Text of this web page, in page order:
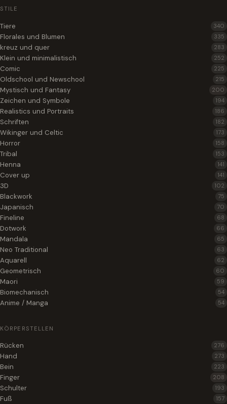
STILE
Tiere 340
Florales und Blumen 335
kreuz und quer 283
Klein und minimalistisch 252
Comic 225
Oldschool und Newschool 215
Mystisch und Fantasy 200
Zeichen und Symbole 194
Realistics und Portraits 186
Schriften 182
Wikinger und Celtic 173
Horror 158
Tribal 153
Henna 141
Cover up 141
3D 102
Blackwork 75
Japanisch 70
Fineline 68
Dotwork 66
Mandala 65
Neo Traditional 63
Aquarell 62
Geometrisch 60
Maori 59
Biomechanisch 54
Anime / Manga 54
KÖRPERSTELLEN
Rücken 276
Hand 273
Bein 223
Finger 208
Schulter 193
Fuß 157